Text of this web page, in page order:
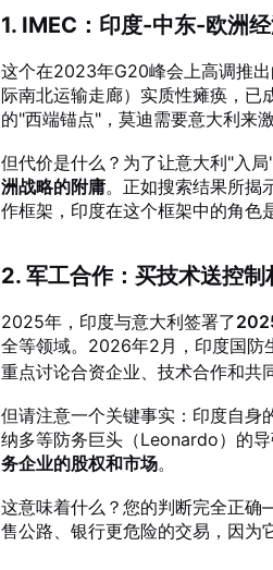
1. IMEC：印度-中东-欧洲
这个在2023年G20峰会上高调推
际南北运输走廊）实质性瘫痪，已
的"西端锚点" ，莫迪需要意大利来
但代价是什么？为了让意大利"入
洲战略的附庸。正如搜索结果所揭
作框架 ，印度在这个框架中的角色
2. 军工合作：买技术送控制
2025年，印度与意大利签署了
全等领域。2026年2月，印度国防
重点讨论合资企业、技术合作和共
但请注意一个关键事实：印度自身
纳多等防务巨头（Leonardo）的
务企业的股权和市场。
这意味着什么？您的判断完全正
售公路、银行更危险的交易，因为